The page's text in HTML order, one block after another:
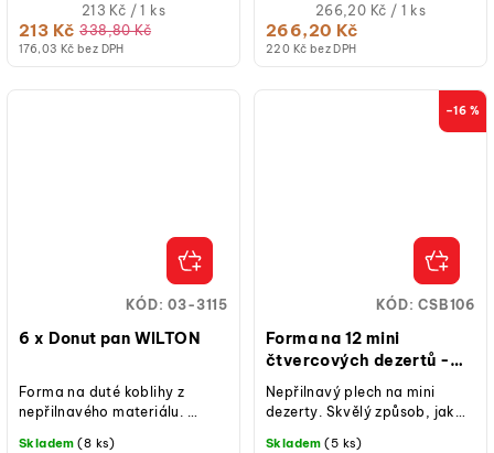
176,03 Kč bez DPH
213 Kč 338,80 Kč
Měrná
cena:
213 Kč / 1 ks
vytvořit typický...
220 Kč bez DPH
266,20 Kč
Měrná
cena:
266,20 Kč / 1 ks
čas. A navíc Vy je...
6 x Donut pan WILTON
Skladem (8 ks)
Forma na duté koblihy z
nepřilnavého materiálu.
KÓD:03-3115
–16 %
Forma na 12 mini
čtvercových dezertů -
PME
Skladem (5 ks)
Nepřilnavý plech na mini
dezerty. Skvělý způsob, jak
KÓD:CSB106